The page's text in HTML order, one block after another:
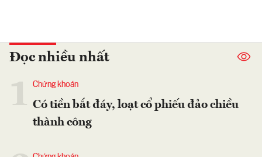
Đọc nhiều nhất
Chứng khoán
Có tiền bắt đáy, loạt cổ phiếu đảo chiều
thành công